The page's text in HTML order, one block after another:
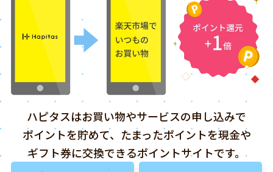
ハピタスはお買い物やサービスの申し込みで
ポイントを貯めて、たまったポイントを現金や
ギフト券に交換できるポイントサイトです。